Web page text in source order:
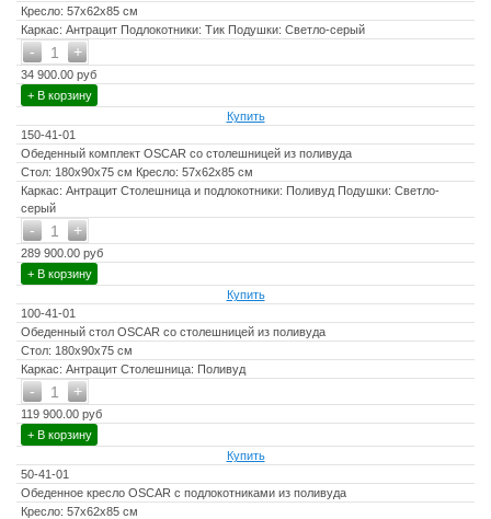
Сочетается с комплектами бренда ROYAL FAMILY
Накладки на ножки - да (пластиковые)
Держатели и крепления подушек зависят от поставки и не
являются неотъемлемой частью комплекта
Эксплуатационный срок - 10 лет
Страна производитель - Китай
Кресло: 57х62х85 см
Каркас: Антрацит Подлокотники: Тик Подушки: Светло-серый
+
- 1
34 900.00 руб
+ В корзину
Купить
150-41-01
Обеденный комплект OSCAR со столешницей из поливуда
Стол: 180х90х75 см Кресло: 57х62х85 см
Каркас: Антрацит Столешница и подлокотники: Поливуд Подушки: Светло-
серый
+
- 1
289 900.00 руб
+ В корзину
Купить
100-41-01
Обеденный стол OSCAR со столешницей из поливуда
Стол: 180х90х75 см
Каркас: Антрацит Столешница: Поливуд
+
- 1
119 900.00 руб
+ В корзину
Купить
50-41-01
Обеденное кресло OSCAR с подлокотниками из поливуда
Кресло: 57х62х85 см